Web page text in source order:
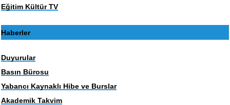
Eğitim Kültür TV
Haberler
Duyurular
Basın Bürosu
Yabancı Kaynaklı Hibe ve Burslar
Akademik Takvim